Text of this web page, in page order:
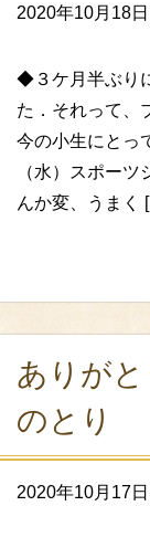
2020年10月18日
◆３ケ月半ぶり
た．それって、
今の小生にとっ
（水）スポー
んか変、うまく
ありが
のとり
2020年10月17日